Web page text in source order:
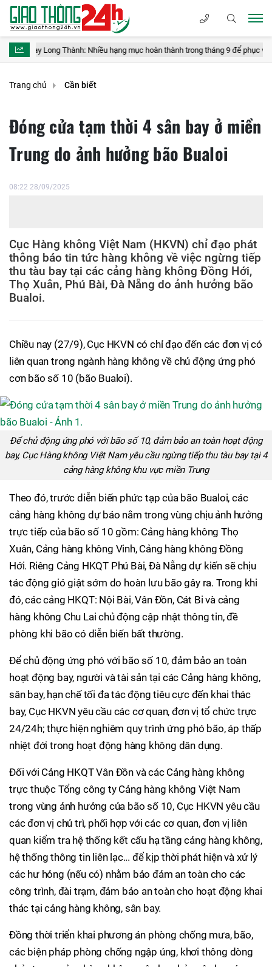
Thành: Nhiều hạng mục hoàn thành trong tháng 9 để phục vụ vận hành
Trang chủ Cần biết
Đóng cửa tạm thời 4 sân bay ở miền
Trung do ảnh hưởng bão Bualoi
08:22 28/09/2025
Cục Hàng không Việt Nam (HKVN) chỉ đạo phát
thông báo tin tức hàng không về việc ngừng tiếp
thu tàu bay tại các cảng hàng không Đồng Hới,
Thọ Xuân, Phú Bài, Đà Nẵng do ảnh hưởng bão
Bualoi.
Chiều nay (27/9), Cục HKVN có chỉ đạo đến các đơn vị có
liên quan trong ngành hàng không về chủ động ứng phó
cơn bão số 10 (bão Bualoi).
Để chủ động ứng phó với bão số 10, đảm bảo an toàn hoạt động
bay, Cục Hàng không Việt Nam yêu cầu ngừng tiếp thu tàu bay tại 4
cảng hàng không khu vực miền Trung
Theo đó, trước diễn biến phức tạp của bão Bualoi, các
cảng hàng không dự báo nằm trong vùng chịu ảnh hưởng
trực tiếp của bão số 10 gồm: Cảng hàng không Thọ
Xuân, Cảng hàng không Vinh, Cảng hàng không Đồng
Hới. Riêng Cảng HKQT Phú Bài, Đà Nẵng dự kiến sẽ chịu
tác động gió giật sớm do hoàn lưu bão gây ra. Trong khi
đó, các cảng HKQT: Nội Bài, Vân Đồn, Cát Bi và cảng
hàng không Chu Lai chủ động cập nhật thông tin, đề
phòng khi bão có diễn biến bất thường.
Để chủ động ứng phó với bão số 10, đảm bảo an toàn
hoạt động bay, người và tài sản tại các Cảng hàng không,
sân bay, hạn chế tối đa tác động tiêu cực đến khai thác
bay, Cục HKVN yêu cầu các cơ quan, đơn vị tổ chức trực
24/24h; thực hiện nghiêm quy trình ứng phó bão, áp thấp
nhiệt đới trong hoạt động hàng không dân dụng.
Đối với Cảng HKQT Vân Đồn và các Cảng hàng không
trực thuộc Tổng công ty Cảng hàng không Việt Nam
trong vùng ảnh hưởng của bão số 10, Cục HKVN yêu cầu
các đơn vị chủ trì, phối hợp với các cơ quan, đơn vị liên
quan kiểm tra hệ thống kết cấu hạ tầng cảng hàng không,
hệ thống thông tin liên lạc... để kịp thời phát hiện và xử lý
các hư hỏng (nếu có) nhằm bảo đảm an toàn cho các
công trình, đài trạm, đảm bảo an toàn cho hoạt động khai
thác tại cảng hàng không, sân bay.
Đồng thời triển khai phương án phòng chống mưa, bão,
các biện pháp phòng chống ngập úng, khơi thông dòng